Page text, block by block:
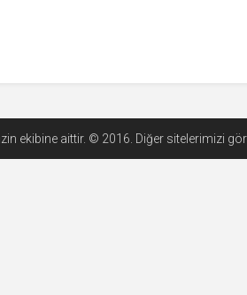
ekibine aittir. © 2016. Diğer sitelerimizi